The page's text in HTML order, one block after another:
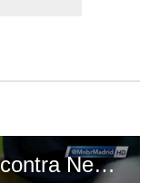
Así fue la terrible lesión contra Neymar el fin de semana